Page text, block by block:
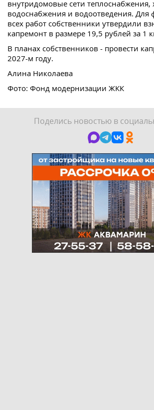
внутридомовые сети теплоснабжения,
водоснабжения и водоотведения. Для
всех работ собственники утвердили
капремонт в размере 19,5 рублей за 1
В планах собственников - провести
2027-м году.
Алина Николаева
Фото: Фонд модернизации ЖКК
Поделись новостью в